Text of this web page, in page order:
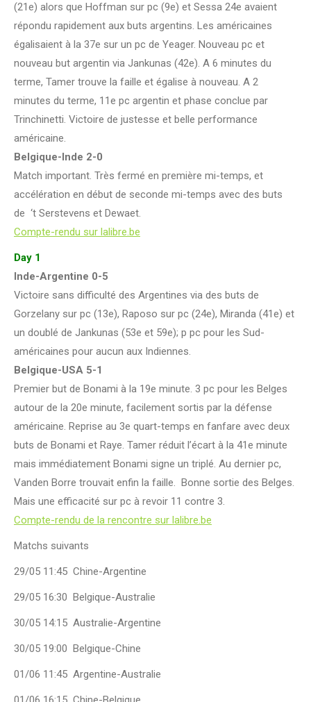
(21e) alors que Hoffman sur pc (9e) et Sessa 24e avaient
répondu rapidement aux buts argentins. Les américaines
égalisaient à la 37e sur un pc de Yeager. Nouveau pc et
nouveau but argentin via Jankunas (42e). A 6 minutes du
terme, Tamer trouve la faille et égalise à nouveau. A 2
minutes du terme, 11e pc argentin et phase conclue par
Trinchinetti. Victoire de justesse et belle performance
américaine.
Belgique-Inde 2-0
Match important. Très fermé en première mi-temps, et
accélération en début de seconde mi-temps avec des buts
de ‘t Serstevens et Dewaet.
Compte-rendu sur lalibre.be
Day 1
Inde-Argentine 0-5
Victoire sans difficulté des Argentines via des buts de
Gorzelany sur pc (13e), Raposo sur pc (24e), Miranda (41e) et
un doublé de Jankunas (53e et 59e); p pc pour les Sud-
américaines pour aucun aux Indiennes.
Belgique-USA 5-1
Premier but de Bonami à la 19e minute. 3 pc pour les Belges
autour de la 20e minute, facilement sortis par la défense
américaine. Reprise au 3e quart-temps en fanfare avec deux
buts de Bonami et Raye. Tamer réduit l’écart à la 41e minute
mais immédiatement Bonami signe un triplé. Au dernier pc,
Vanden Borre trouvait enfin la faille. Bonne sortie des Belges.
Mais une efficacité sur pc à revoir 11 contre 3.
Compte-rendu de la rencontre sur lalibre.be
Matchs suivants
29/05 11:45 Chine-Argentine
29/05 16:30 Belgique-Australie
30/05 14:15 Australie-Argentine
30/05 19:00 Belgique-Chine
01/06 11:45 Argentine-Australie